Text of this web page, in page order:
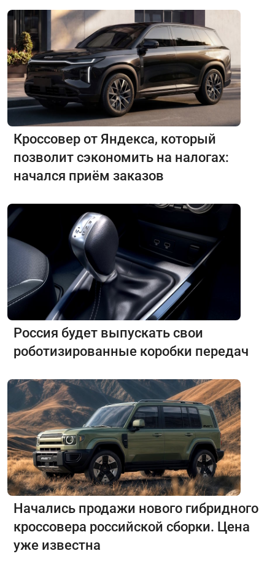
Кроссовер от Яндекса, который
позволит сэкономить на налогах:
начался приём заказов
Россия будет выпускать свои
роботизированные коробки передач
Начались продажи нового гибридного
кроссовера российской сборки. Цена
уже известна